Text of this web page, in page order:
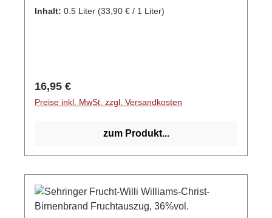
1aPostleitzahl: 79227E-Mail: info@obsthof-
Inhalt: 0.5 Liter (33,90 € / 1 Liter)
Regulärer Preis:
16,95 €
Preise inkl. MwSt. zzgl. Versandkosten
zum Produkt...